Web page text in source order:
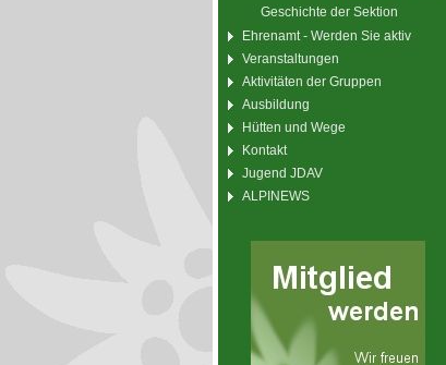
Geschichte der Sektion
Ehrenamt - Werden Sie aktiv
Veranstaltungen
Aktivitäten der Gruppen
Ausbildung
Hütten und Wege
Kontakt
Jugend JDAV
ALPINEWS